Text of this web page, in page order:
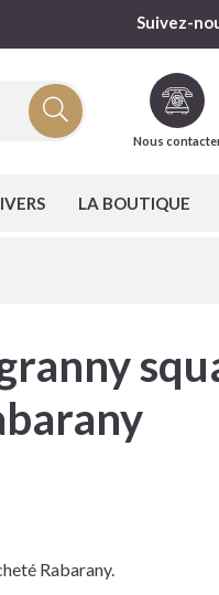
Suivez-
Nous
LA BOUTIQUE
Rabarany.